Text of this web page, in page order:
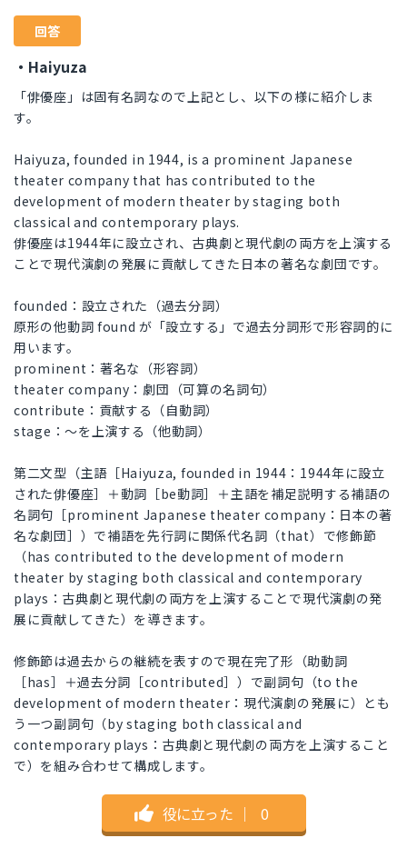
回答
・Haiyuza
「俳優座」は固有名詞なので上記とし、以下の様に紹介しま
す。
Haiyuza, founded in 1944, is a prominent Japanese
theater company that has contributed to the
development of modern theater by staging both
classical and contemporary plays.
俳優座は1944年に設立され、古典劇と現代劇の両方を上演する
ことで現代演劇の発展に貢献してきた日本の著名な劇団です。
founded：設立された（過去分詞）
原形の他動詞 found が「設立する」で過去分詞形で形容詞的に
用います。
prominent：著名な（形容詞）
theater company：劇団（可算の名詞句）
contribute：貢献する（自動詞）
stage：～を上演する（他動詞）
第二文型（主語［Haiyuza, founded in 1944：1944年に設立
された俳優座］＋動詞［be動詞］＋主語を補足説明する補語の
名詞句［prominent Japanese theater company：日本の著
名な劇団］）で補語を先行詞に関係代名詞（that）で修飾節
（has contributed to the development of modern
theater by staging both classical and contemporary
plays：古典劇と現代劇の両方を上演することで現代演劇の発
展に貢献してきた）を導きます。
修飾節は過去からの継続を表すので現在完了形（助動詞
［has］＋過去分詞［contributed］）で副詞句（to the
development of modern theater：現代演劇の発展に）とも
う一つ副詞句（by staging both classical and
contemporary plays：古典劇と現代劇の両方を上演すること
で）を組み合わせて構成します。
役に立った ｜ 0